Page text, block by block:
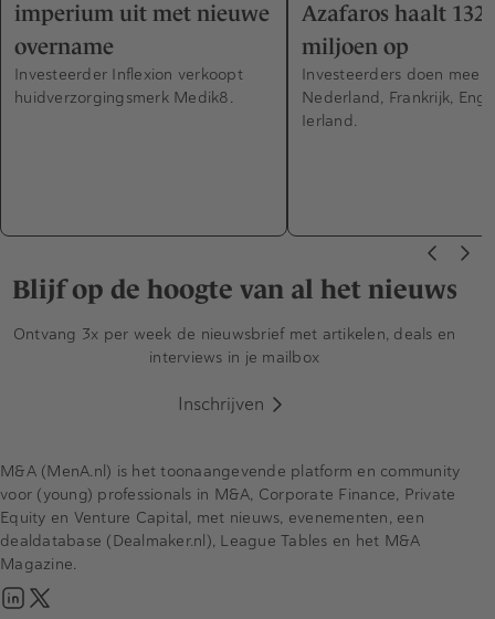
imperium uit met nieuwe
overname
Investeerder Inflexion verkoopt
huidverzorgingsmerk Medik8.
Azafaros haalt 132
miljoen op
Investeerders doen mee
Nederland, Frankrijk,
Ierland.
Blijf op de hoogte van al het nieuws
Ontvang 3x per week de nieuwsbrief met artikelen, deals en
interviews in je mailbox
Inschrijven
M&A (MenA.nl) is het toonaangevende platform en community
voor (young) professionals in M&A, Corporate Finance, Private
Equity en Venture Capital, met nieuws, evenementen, een
dealdatabase (Dealmaker.nl), League Tables en het M&A
Magazine.